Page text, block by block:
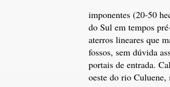
imponentes (20-50
do Sul em tempos
aterros lineares que
fossos, sem dúvida
portais de entrada.
oeste do rio